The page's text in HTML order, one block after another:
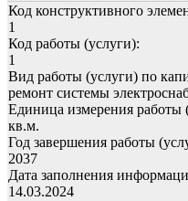
Код конструктивного
1
Код работы (услуги):
1
Вид работы (услуги) по
ремонт системы
Единица измерения работы
кв.м.
Год завершения работы
2037
Дата заполнения
14.03.2024